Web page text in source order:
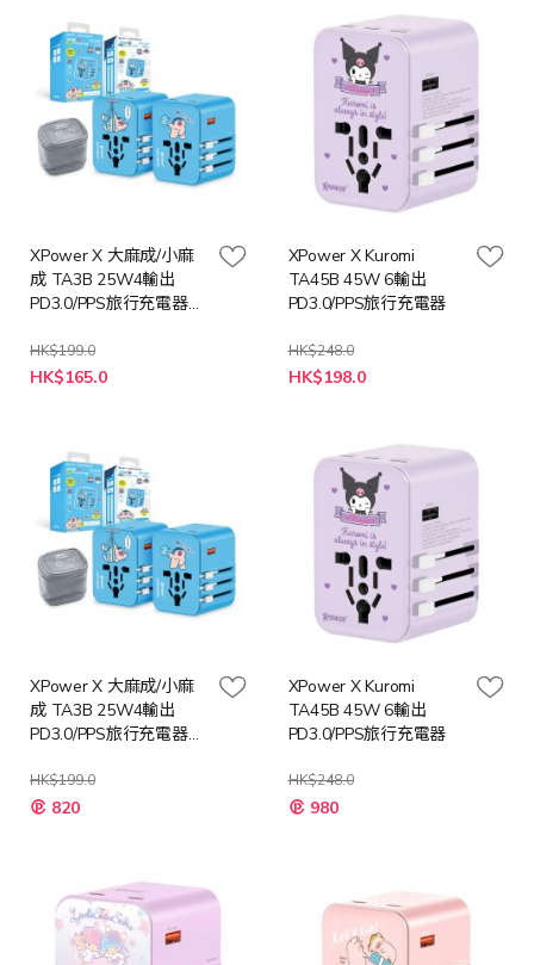
XPower X 大麻成/小麻
成 TA3B 25W4輸出
PD3.0/PPS旅行充電器
HK$199.0
HK$165.0
XPower X Kuromi
TA45B 45W 6輸出
PD3.0/PPS旅行充電器
HK$248.0
特
殊
HK$198.0
XPower X 大麻成/小麻
成 TA3B 25W4輸出
PD3.0/PPS旅行充電器
HK$199.0
820
XPower X Kuromi
TA45B 45W 6輸出
PD3.0/PPS旅行充電器
HK$248.0
特
殊 980